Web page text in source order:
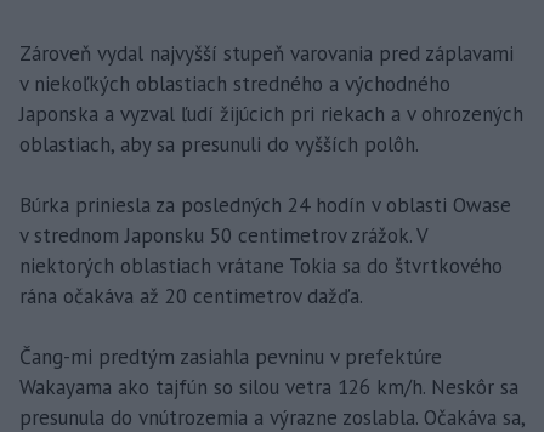
Zároveň vydal najvyšší stupeň varovania pred záplavami
v niekoľkých oblastiach stredného a východného
Japonska a vyzval ľudí žijúcich pri riekach a v ohrozených
oblastiach, aby sa presunuli do vyšších polôh.
Búrka priniesla za posledných 24 hodín v oblasti Owase
v strednom Japonsku 50 centimetrov zrážok. V
niektorých oblastiach vrátane Tokia sa do štvrtkového
rána očakáva až 20 centimetrov dažďa.
Čang-mi predtým zasiahla pevninu v prefektúre
Wakayama ako tajfún so silou vetra 126 km/h. Neskôr sa
presunula do vnútrozemia a výrazne zoslabla. Očakáva sa,